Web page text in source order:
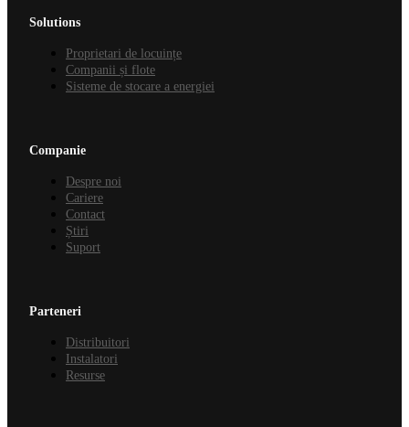
Solutions
Proprietari de locuințe
Companii și flote
Sisteme de stocare a energiei
Parteneri
Distribuitori
Instalatori
Resurse
Companie
Despre noi
Cariere
Contact
Știri
Suport